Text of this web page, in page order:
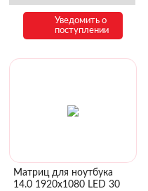
Уведомить о
поступлении
Матриц для ноутбука
14.0 1920x1080 LED 30